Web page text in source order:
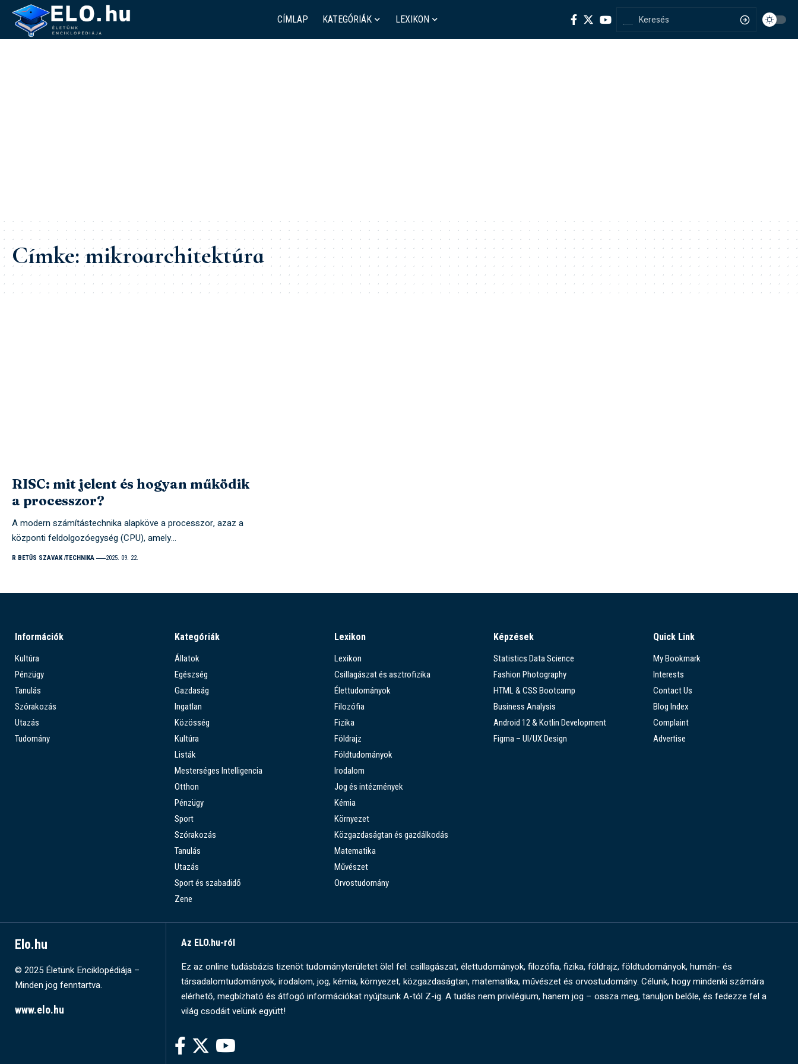
CÍMLAP KATEGÓRIÁK LEXIKON
Címke:mikroarchitektúra
RISC: mit jelent és hogyan működik
a processzor?
A modern számítástechnika alapköve a processzor, azaz a
központi feldolgozóegység (CPU), amely…
R BETŰS SZAVAK TECHNIKA 2025. 09. 22.
Információk
Kultúra
Pénzügy
Tanulás
Szórakozás
Utazás
Tudomány
Kategóriák
Állatok
Egészség
Gazdaság
Ingatlan
Közösség
Kultúra
Listák
Mesterséges Intelligencia
Otthon
Pénzügy
Sport
Szórakozás
Tanulás
Utazás
Sport és szabadidő
Zene
Lexikon
Lexikon
Csillagászat és asztrofizika
Élettudományok
Filozófia
Fizika
Földrajz
Földtudományok
Irodalom
Jog és intézmények
Kémia
Környezet
Közgazdaságtan és gazdálkodás
Matematika
Művészet
Orvostudomány
Képzések
Statistics Data Science
Fashion Photography
HTML & CSS Bootcamp
Business Analysis
Android 12 & Kotlin Development
Figma – UI/UX Design
Quick Link
My Bookmark
Interests
Contact Us
Blog Index
Complaint
Advertise
Elo.hu
© 2025 Életünk Enciklopédiája –
Minden jog fenntartva.
www.elo.hu
Az ELO.hu-ról
Ez az online tudásbázis tizenöt tudományterületet ölel fel: csillagászat, élettudományok, filozófia, fizika, földrajz, földtudományok, humán- és
társadalomtudományok, irodalom, jog, kémia, környezet, közgazdaságtan, matematika, művészet és orvostudomány. Célunk, hogy mindenki számára
elérhető, megbízható és átfogó információkat nyújtsunk A-tól Z-ig. A tudás nem privilégium, hanem jog – ossza meg, tanuljon belőle, és fedezze fel a
világ csodáit velünk együtt!